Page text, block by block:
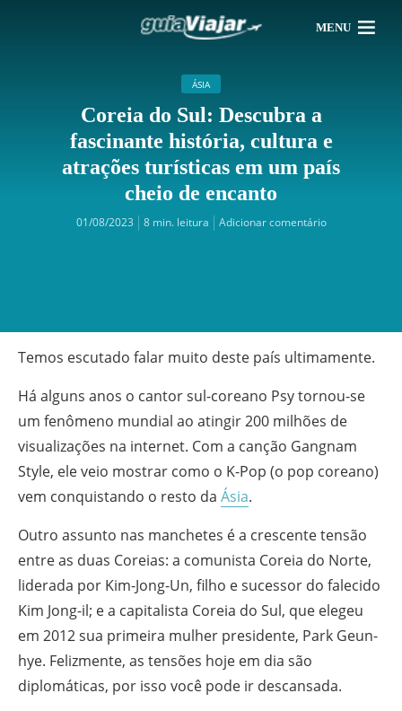
MENU
ÁSIA
Coreia do Sul: Descubra a
fascinante história, cultura e
atrações turísticas em um país
cheio de encanto
01/08/2023 8 min. leitura Adicionar comentário
Temos escutado falar muito deste país ultimamente.
Há alguns anos o cantor sul-coreano Psy tornou-se
um fenômeno mundial ao atingir 200 milhões de
visualizações na internet. Com a canção Gangnam
Style, ele veio mostrar como o K-Pop (o pop coreano)
vem conquistando o resto da Ásia.
Outro assunto nas manchetes é a crescente tensão
entre as duas Coreias: a comunista Coreia do Norte,
liderada por Kim-Jong-Un, filho e sucessor do falecido
Kim Jong-il; e a capitalista Coreia do Sul, que elegeu
em 2012 sua primeira mulher presidente, Park Geun-
hye. Felizmente, as tensões hoje em dia são
diplomáticas, por isso você pode ir descansada.